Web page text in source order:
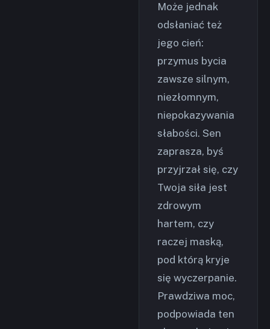
Może jednak
odsłaniać też
jego cień:
przymus bycia
zawsze silnym,
niezłomnym,
niepokazywania
słabości. Sen
zaprasza, byś
przyjrzał się, czy
Twoja siła jest
zdrowym
hartem, czy
raczej maską,
pod którą kryje
się wyczerpanie.
Prawdziwa moc,
podpowiada ten